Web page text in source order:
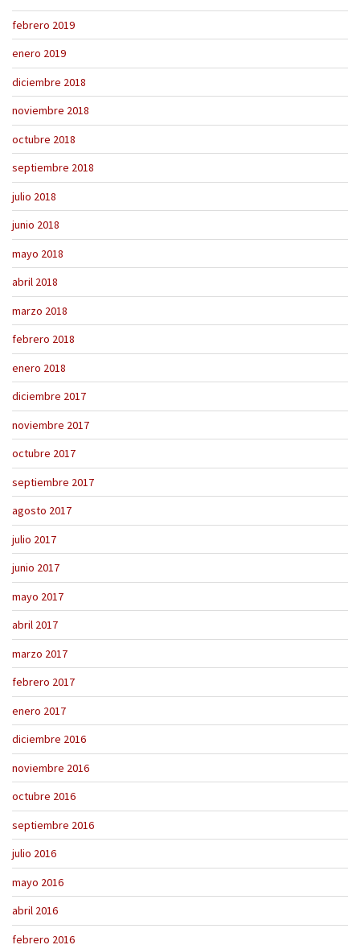
febrero 2019
enero 2019
diciembre 2018
noviembre 2018
octubre 2018
septiembre 2018
julio 2018
junio 2018
mayo 2018
abril 2018
marzo 2018
febrero 2018
enero 2018
diciembre 2017
noviembre 2017
octubre 2017
septiembre 2017
agosto 2017
julio 2017
junio 2017
mayo 2017
abril 2017
marzo 2017
febrero 2017
enero 2017
diciembre 2016
noviembre 2016
octubre 2016
septiembre 2016
julio 2016
mayo 2016
abril 2016
febrero 2016